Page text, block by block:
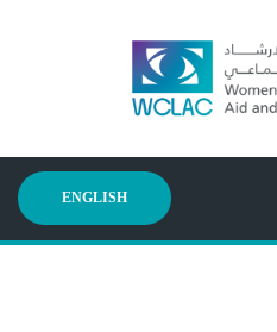
ENGLISH